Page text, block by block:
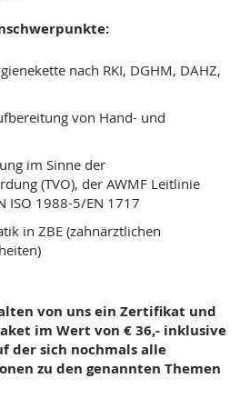
nach RKI, DGHM, DAHZ,
von Hand- und
im Sinne der
(TVO), der AWMF Leitlinie
ISO 1988-5/EN 1717
in ZBE (zahnärztlichen
von uns ein Zertifikat und
im Wert von € 36,- inklusive
der sich nochmals alle
zu den genannten Themen